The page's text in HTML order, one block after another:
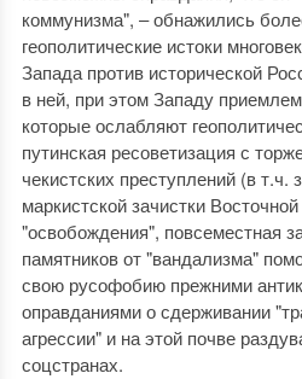
коммунизма", ‒ обнажились
геополитические истоки
Запада против исторической
в ней, при этом Западу
которые ослабляют
путинская ресоветизация с
чекистских преступлений (в т.ч.
маркистской зачистки
"освобождения", повсеместная
памятников от "вандализма"
свою русофобию прежними
оправданиями о сдерживании
агрессии" и на этой почве
соцстранах.